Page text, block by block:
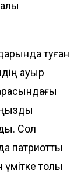
туған
ауыр
Сол
патриоттық
толы